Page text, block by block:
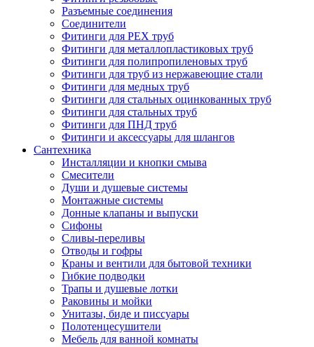
Разъемные соединения
Соединители
Фитинги для PEX труб
Фитинги для металлопластиковых труб
Фитинги для полипропиленовых труб
Фитинги для труб из нержавеющие стали
Фитинги для медных труб
Фитинги для стальных оцинкованных труб
Фитинги для стальных труб
Фитинги для ПНД труб
Фитинги и аксессуары для шлангов
Сантехника
Инсталляции и кнопки смыва
Смесители
Души и душевые системы
Монтажные системы
Донные клапаны и выпуски
Сифоны
Сливы-переливы
Отводы и гофры
Краны и вентили для бытовой техники
Гибкие подводки
Трапы и душевые лотки
Раковины и мойки
Унитазы, биде и писсуары
Полотенцесушители
Мебель для ванной комнаты